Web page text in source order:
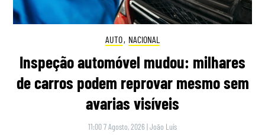
AUTO, NACIONAL
Inspeção automóvel mudou: milhares
de carros podem reprovar mesmo sem
avarias visíveis
11:00 7 Agosto, 2026 |João Luís